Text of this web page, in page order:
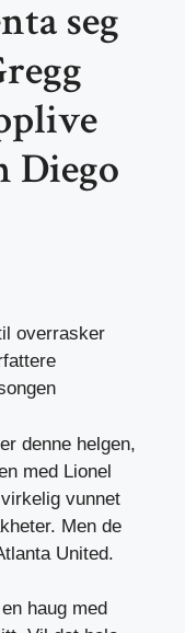
seg
Diego
overrasker
denne helgen,
med Lionel
vunnet
Men de
United.
haug med